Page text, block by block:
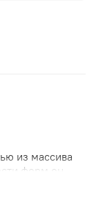
из массива
форм он